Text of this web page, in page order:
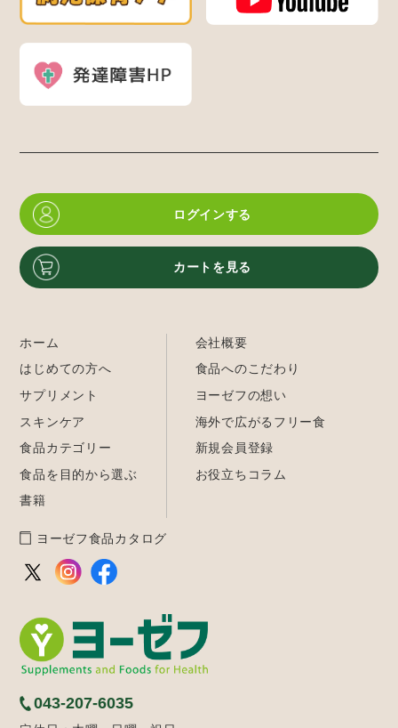
043-207-6035
ログインする
カートを見る
ホーム
はじめての方へ
サプリメント
スキンケア
食品カテゴリー
食品を目的から選ぶ
書籍
会社概要
食品へのこだわり
ヨーゼフの想い
海外で広がるフリー食
新規会員登録
お役立ちコラム
ヨーゼフ食品カタログ